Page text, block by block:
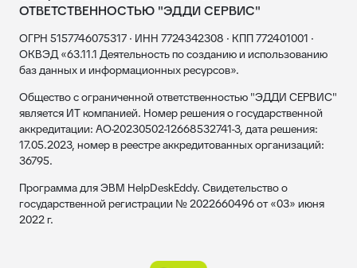
ОТВЕТСТВЕННОСТЬЮ "ЭДДИ СЕРВИС"
ОГРН 5157746075317 · ИНН 7724342308 · КПП 772401001 ·
ОКВЭД «63.11.1 Деятельность по созданию и использованию
баз данных и информационных ресурсов».
Общество с ограниченной ответственностью "ЭДДИ СЕРВИС"
является ИТ компанией. Номер решения о государственной
аккредитации: АО-20230502-12668532741-3, дата решения:
17.05.2023, номер в реестре аккредитованных организаций:
36795.
Программа для ЭВМ HelpDeskEddy. Свидетельство о
государственной регистрации № 2022660496 от «03» июня
2022 г.